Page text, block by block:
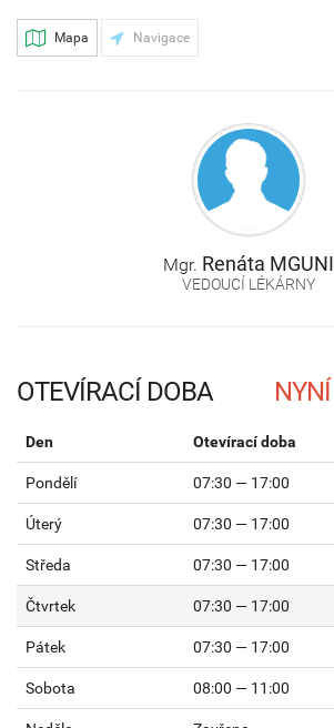
Mapa Navigace
Mgr. Renáta MGUNI
VEDOUCÍ LÉKÁRNY
OTEVÍRACÍ DOBA
Den Otevírací doba
Pondělí 07:30 — 17:00
Úterý 07:30 — 17:00
Středa 07:30 — 17:00
Čtvrtek 07:30 — 17:00
Pátek 07:30 — 17:00
Sobota 08:00 — 11:00